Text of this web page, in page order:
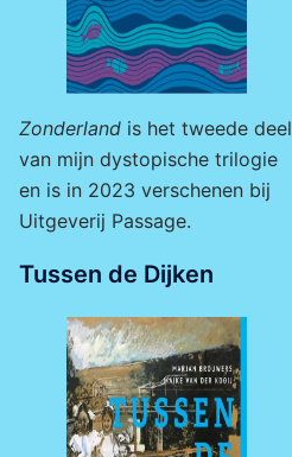
Zonderlandis het tweede deel
van mijn dystopische trilogie
en is in 2023 verschenen bij
Uitgeverij Passage.
Tussen de Dijken